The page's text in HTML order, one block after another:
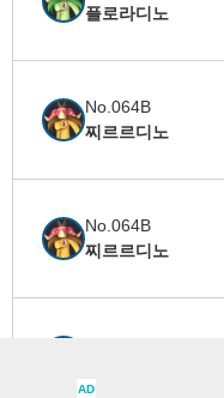
플로라디노
No.064B
찌르르디노
No.064B
찌르르디노
AD